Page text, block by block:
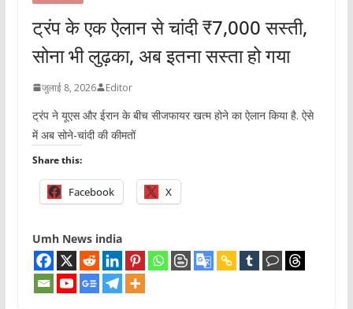
ट्रंप के एक ऐलान से चांदी ₹7,000 सस्ती,
सोना भी लुढ़का, अब इतना सस्ता हो गया
जुलाई 8, 2026 Editor
ट्रंप ने यूएस और ईरान के बीच सीजफायर खत्म होने का ऐलान किया है. ऐसे
में अब सोने-चांदी की कीमतों
Share this:
Facebook X
Umh News india